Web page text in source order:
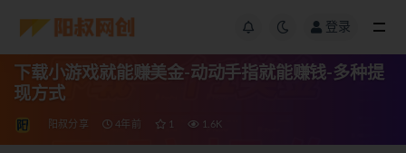
登录
下载小游戏就能赚美金-动动手指就能赚钱-多种提
现方式
阳叔分享 4年前 1 1.6K